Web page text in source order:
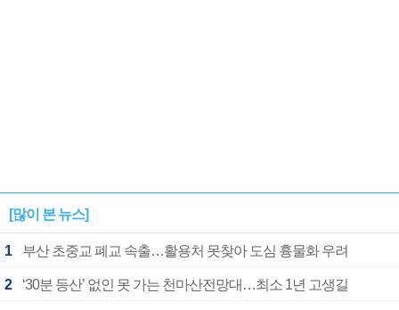
[많이 본 뉴스]
1 부산 초중교 폐교 속출…활용처 못찾아 도심 흉물화 우려
2 ‘30분 등산’ 없인 못 가는 천마산전망대…최소 1년 고생길